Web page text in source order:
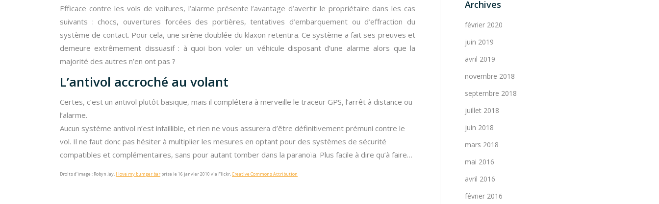
Efficace contre les vols de voitures, l’alarme présente l’avantage d’avertir le propriétaire dans les cas
suivants : chocs, ouvertures forcées des portières, tentatives d’embarquement ou d’effraction du
système de contact. Pour cela, une sirène doublée du klaxon retentira. Ce système a fait ses preuves et
demeure extrêmement dissuasif : à quoi bon voler un véhicule disposant d’une alarme alors que la
majorité des autres n’en ont pas ?
L’antivol accroché au volant
Certes, c’est un antivol plutôt basique, mais il complétera à merveille le traceur GPS, l’arrêt à distance ou
l’alarme.
Aucun système antivol n’est infaillible, et rien ne vous assurera d’être définitivement prémuni contre le
vol. Il ne faut donc pas hésiter à multiplier les mesures en optant pour des systèmes de sécurité
compatibles et complémentaires, sans pour autant tomber dans la paranoïa. Plus facile à dire qu’à faire…
Droits d’image : Robyn Jay, I love my bumper bar prise le 16 janvier 2010 via Flickr, Creative Commons Attribution
Archives
février 2020
juin 2019
avril 2019
novembre 2018
septembre 2018
juillet 2018
juin 2018
mars 2018
mai 2016
avril 2016
février 2016